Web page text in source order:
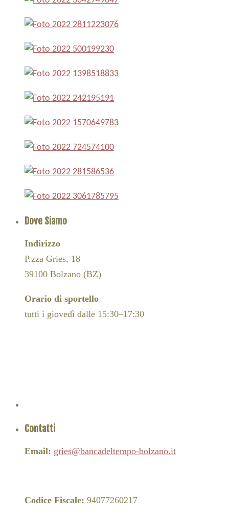
Dove Siamo
Indirizzo
P.zza Gries, 18
39100 Bolzano (BZ)
Orario di sportello
tutti i giovedì dalle 15:30–17:30
Contatti
Email: gries@bancadeltempo-bolzano.it
Codice Fiscale: 94077260217